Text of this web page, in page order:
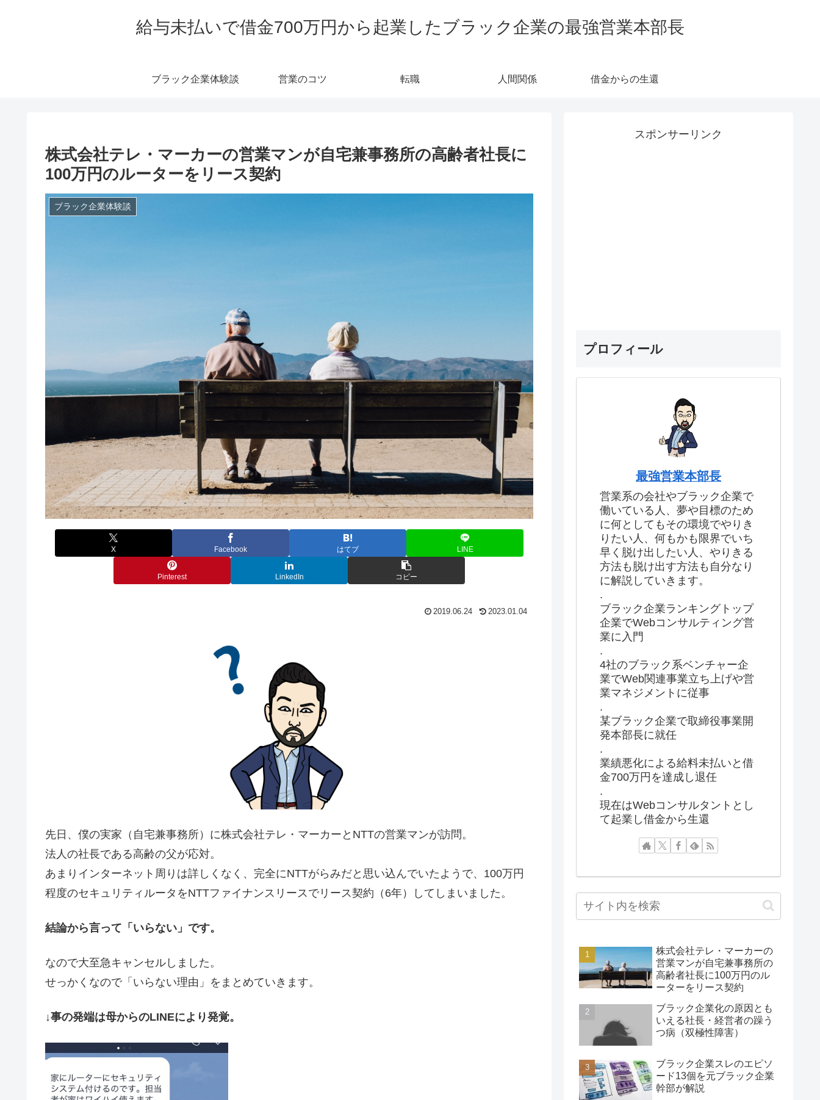
給与未払いで借金700万円から起業したブラック企業の最強営業本部長
ブラック企業体験談 営業のコツ 転職 人間関係 借金からの生還
株式会社テレ・マーカーの営業マンが自宅兼事務所の高齢者社長に
100万円のルーターをリース契約
ブラック企業体験談
X Facebook はてブ LINE
Pinterest LinkedIn コピー
2019.06.24 2023.01.04
先日、僕の実家（自宅兼事務所）に株式会社テレ・マーカーとNTTの営業マンが訪問。
法人の社長である高齢の父が応対。
あまりインターネット周りは詳しくなく、完全にNTTがらみだと思い込んでいたようで、100万円
程度のセキュリティルータをNTTファイナンスリースでリース契約（6年）してしまいました。
結論から言って「いらない」です。
なので大至急キャンセルしました。
せっかくなので「いらない理由」をまとめていきます。
↓事の発端は母からのLINEにより発覚。
スポンサーリンク
プロフィール
最強営業本部長
営業系の会社やブラック企業で
働いている人、夢や目標のため
に何としてもその環境でやりき
りたい人、何もかも限界でいち
早く脱け出したい人、やりきる
方法も脱け出す方法も自分なり
に解説していきます。
.
ブラック企業ランキングトップ
企業でWebコンサルティング営
業に入門
.
4社のブラック系ベンチャー企
業でWeb関連事業立ち上げや営
業マネジメントに従事
.
某ブラック企業で取締役事業開
発本部長に就任
.
業績悪化による給料未払いと借
金700万円を達成し退任
.
現在はWebコンサルタントとし
て起業し借金から生還
株式会社テレ・マーカーの
営業マンが自宅兼事務所の
高齢者社長に100万円のル
ーターをリース契約
ブラック企業化の原因とも
いえる社長・経営者の躁う
つ病（双極性障害）
ブラック企業スレのエピソ
ード13個を元ブラック企業
幹部が解説